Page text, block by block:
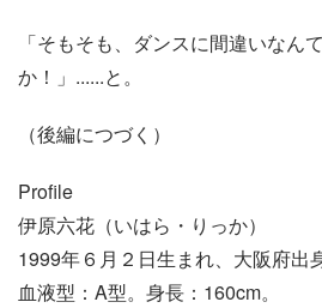
「そもそも、ダンスに間違いなん
か！」......と。
（後編につづく）
Profile
伊原六花（いはら・りっか）
1999年６月２日生まれ、大阪府出身
血液型：A型。身長：160cm。